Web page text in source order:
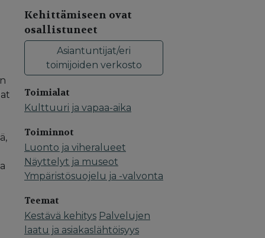
Kehittämiseen ovat
osallistuneet
Asiantuntijat/eri
toimijoiden verkosto
Toimialat
Kulttuuri ja vapaa-aika
Toiminnot
Luonto ja viheralueet
Näyttelyt ja museot
Ympäristösuojelu ja -valvonta
Teemat
Kestävä kehitys Palvelujen
laatu ja asiakaslähtöisyys